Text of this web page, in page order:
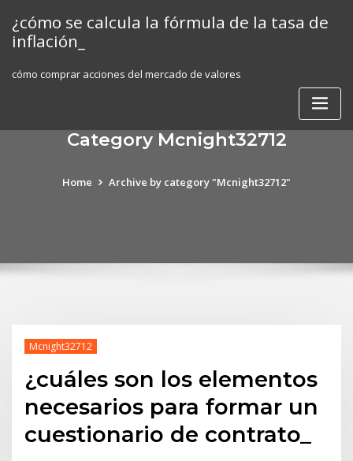
content
¿cómo se calcula la fórmula de la tasa de
inflación_
cómo comprar acciones del mercado de valores
Category Mcnight32712
Home Archive by category "Mcnight32712"
Mcnight32712
¿cuáles son los elementos
necesarios para formar un
cuestionario de contrato_